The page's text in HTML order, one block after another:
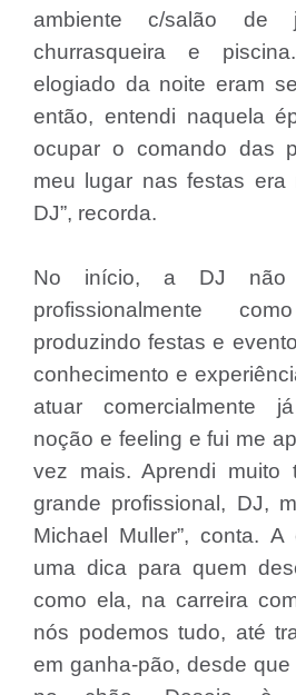
ambiente c/salão de
churrasqueira e
elogiado da noite eram
então, entendi naquela
ocupar o comando das
meu lugar nas festas era
DJ”, recorda.
No início, a DJ não
profissionalmente
produzindo festas e
conhecimento e
atuar comercialmente
noção e feeling e fui me
vez mais. Aprendi muito
grande profissional, DJ,
Michael Muller”, conta.
uma dica para quem
como ela, na carreira
nós podemos tudo, até
em ganha-pão, desde